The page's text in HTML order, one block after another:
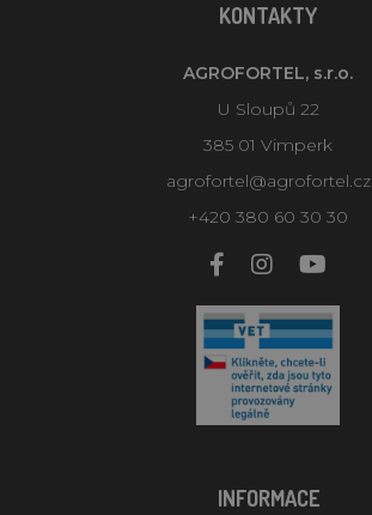
KONTAKTY
AGROFORTEL, s.r.o.
U Sloupů 22
385 01 Vimperk
agrofortel@agrofortel.cz
+420 380 60 30 30
INFORMACE